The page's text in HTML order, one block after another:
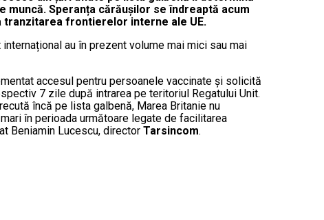
muncă. Speranța cărăușilor se îndreaptă acum
tranzitarea frontierelor interne ale UE.
au în prezent volume mai mici sau mai
accesul pentru persoanele vaccinate și solicită
7 zile după intrarea pe teritoriul Regatului Unit.
încă pe lista galbenă, Marea Britanie nu
în perioada următoare legate de facilitarea
Beniamin Lucescu, director Tarsincom.